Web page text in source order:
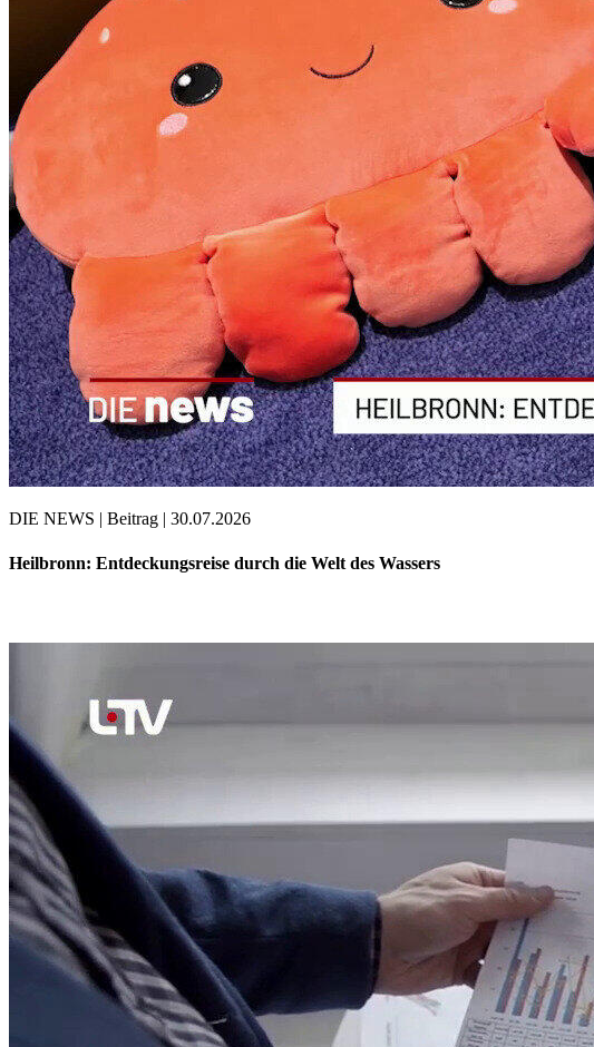
DIE NEWS | Beitrag | 30.07.2026
Heilbronn: Entdeckungsreise durch die Welt des Wassers